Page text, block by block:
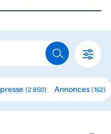
presse (2 850) Annonces (162)